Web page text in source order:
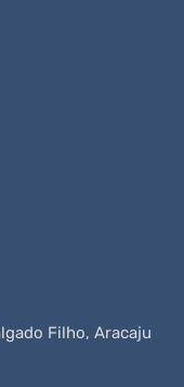
Filho, Aracaju